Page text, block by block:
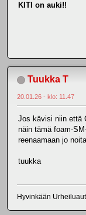
KITI on auki!!
Tuukka T
20.01.26 - klo: 11.47
Jos kävisi niin että
näin tämä foam-
reenaamaan jo
tuukka
Hyvinkään